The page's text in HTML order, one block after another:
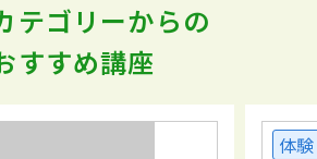
テゴリーからの
すすめ講座
体験